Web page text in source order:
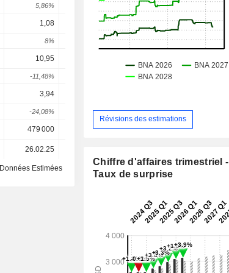
5,86% 79,17% 13,87%
1,08 1,16 1,235 1,298
8% 7,41% 6,49% 5,09%
10,95
-11,48% 4,3%
3,94
-24,08% 10,15% 1,03%
479 000 452 000 444 000 444 000
26.02.25
Données Estimées
Révisions des estimations
Chiffre d'affaires trimestriel -
Taux de surprise